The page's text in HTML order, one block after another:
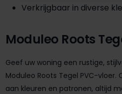
Verkrijgbaar in diverse
Moduleo Roots
Geef uw woning een rustige,
Moduleo Roots Tegel PVC-
aan kleuren en patronen, altijd